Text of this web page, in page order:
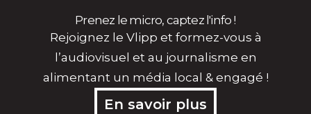
Prenez le micro, captez l'info !
Rejoignez le Vlipp et formez-vous à
l’audiovisuel et au journalisme en
alimentant un média local & engagé !
En savoir plus